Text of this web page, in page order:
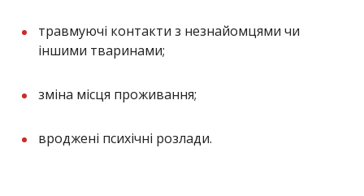
травмуючі контакти з незнайомцями чи
іншими тваринами;
зміна місця проживання;
вроджені психічні розлади.